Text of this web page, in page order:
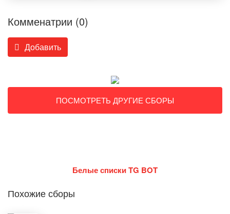
Комменатрии (0)
Добавить
ПОСМОТРЕТЬ ДРУГИЕ СБОРЫ
Белые списки TG BOT
Похожие сборы